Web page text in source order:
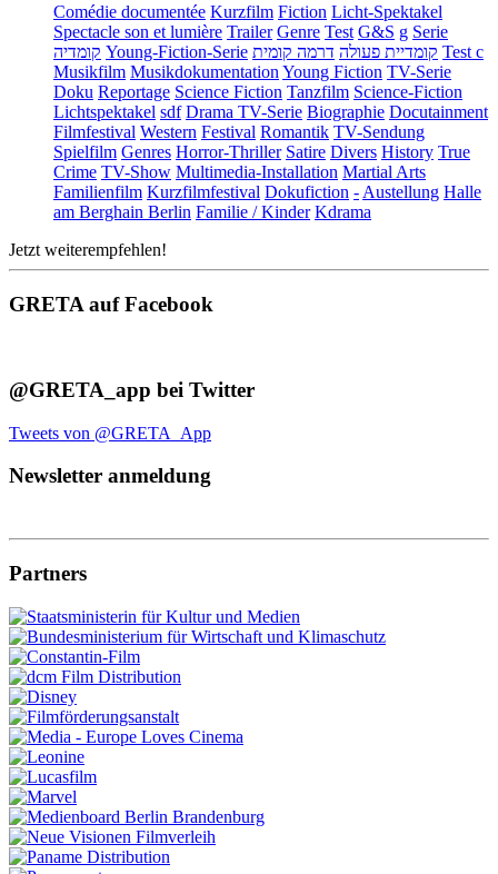
Comédie documentée Kurzfilm Fiction Licht-Spektakel
Spectacle son et lumière Trailer Genre Test G&S g Serie
קומדיה Young-Fiction-Serie קומדיית פעולה דרמה קומית
Test c
Musikfilm Musikdokumentation Young Fiction TV-Serie
Doku Reportage Science Fiction Tanzfilm Science-Fiction
Lichtspektakel sdf Drama TV-Serie Biographie Docutainment
Filmfestival Western Festival Romantik TV-Sendung
Spielfilm Genres Horror-Thriller Satire Divers History True
Crime TV-Show Multimedia-Installation Martial Arts
Familienfilm Kurzfilmfestival Dokufiction - Austellung Halle
am Berghain Berlin Familie / Kinder Kdrama
Jetzt weiterempfehlen!
GRETA auf Facebook
@GRETA_app bei Twitter
Tweets von @GRETA_App
Newsletter anmeldung
Partners